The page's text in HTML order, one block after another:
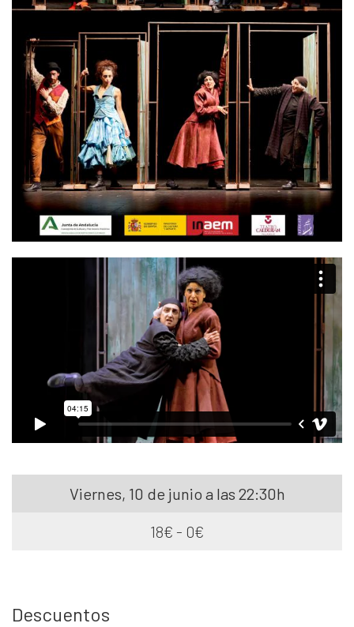
Viernes, 10 de junio a las 22:30h
18€ - 0€
Descuentos